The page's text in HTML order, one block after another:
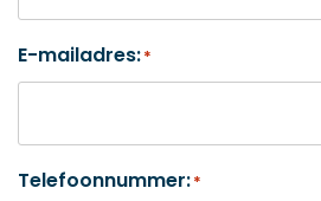
E-mailadres:*
Telefoonnummer:*